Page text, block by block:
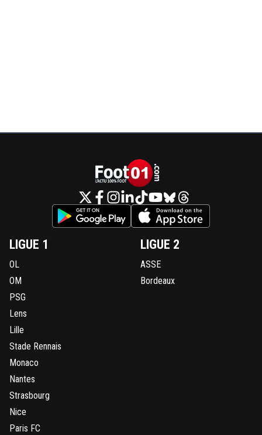
LIGUE 1
OL
OM
PSG
Lens
Lille
Stade Rennais
Monaco
Nantes
Strasbourg
Nice
Paris FC
LIGUE 2
ASSE
Bordeaux